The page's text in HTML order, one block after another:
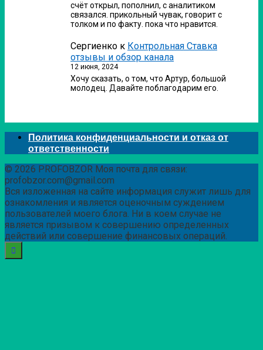
счёт открыл, пополнил, с аналитиком
связался. прикольный чувак, говорит с
толком и по факту. пока что нравится.
Сергиенко к Контрольная Ставка
отзывы и обзор канала
12 июня, 2024
Хочу сказать, о том, что Артур, большой
молодец. Давайте поблагодарим его.
Политика конфиденциальности и отказ от
ответственности
© 2026 PROFOBZOR Моя почта для связи:
profobzor.com@gmail.com
Вся изложенная на сайте информация служит лишь для
ознакомления и является оценочным суждением
пользователей моего блога. Ни в коем случае не
является призывом к совершению определенных
действий или совершение финансовых операций.